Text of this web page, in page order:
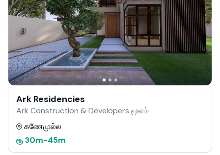
Ark Residencies
Ark Construction & Developers மூலம்
கணேமுல்ல
ரூ30m-45m